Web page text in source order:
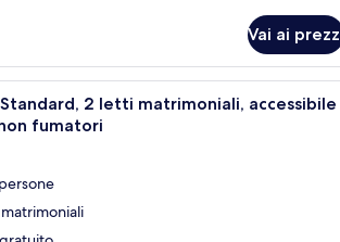
Vai ai
Camera d'albergo con due
2 letti matrimoniali, accessibile
fumatori